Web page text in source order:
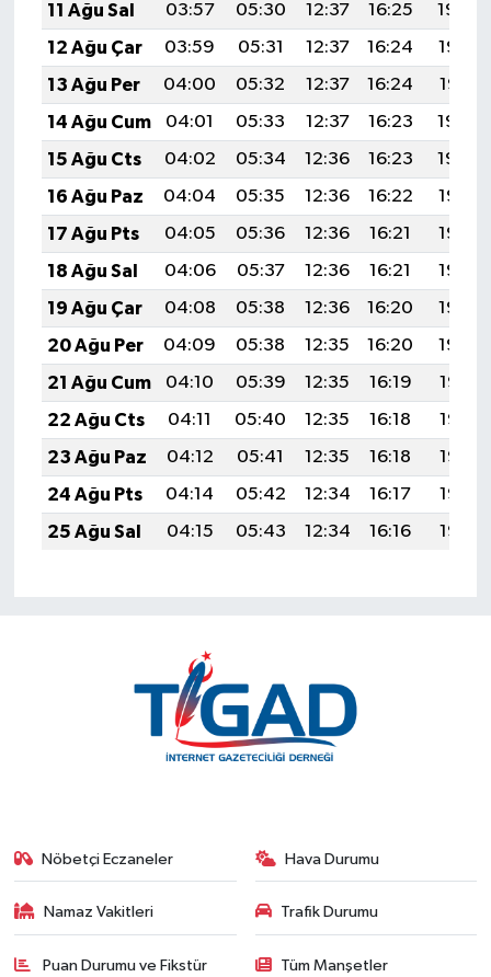
11 Ağu Sal
03:57 05:30 12:37 16:25
19:34
12 Ağu Çar
03:59 05:31 12:37 16:24
19:32
13 Ağu Per
04:00 05:32 12:37 16:24
19:31
14 Ağu Cum
04:01 05:33 12:37 16:23
19:30
15 Ağu Cts
04:02 05:34 12:36 16:23
19:29
16 Ağu Paz
04:04 05:35 12:36 16:22
19:27
17 Ağu Pts
04:05 05:36 12:36 16:21
19:26
18 Ağu Sal
04:06 05:37 12:36 16:21
19:25
19 Ağu Çar
04:08 05:38 12:36 16:20
19:23
20 Ağu Per
04:09 05:38 12:35 16:20
19:22
21 Ağu Cum
04:10 05:39 12:35 16:19
19:21
22 Ağu Cts
04:11 05:40 12:35 16:18
19:19
23 Ağu Paz
04:12 05:41 12:35 16:18
19:18
24 Ağu Pts
04:14 05:42 12:34 16:17
19:17
25 Ağu Sal
04:15 05:43 12:34 16:16 19:15
Nöbetçi Eczaneler Hava Durumu
Namaz Vakitleri Trafik Durumu
Puan Durumu ve Fikstür Tüm Manşetler